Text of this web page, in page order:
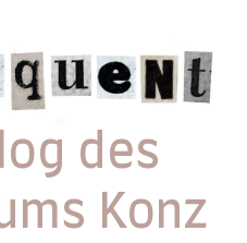
des
Konz